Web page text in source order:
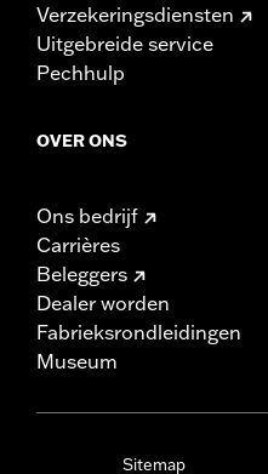
Verzekeringsdiensten
Uitgebreide service
Pechhulp
OVER ONS
Ons bedrijf
Carrières
Beleggers
Dealer worden
Fabrieksrondleidingen
Museum
Sitemap